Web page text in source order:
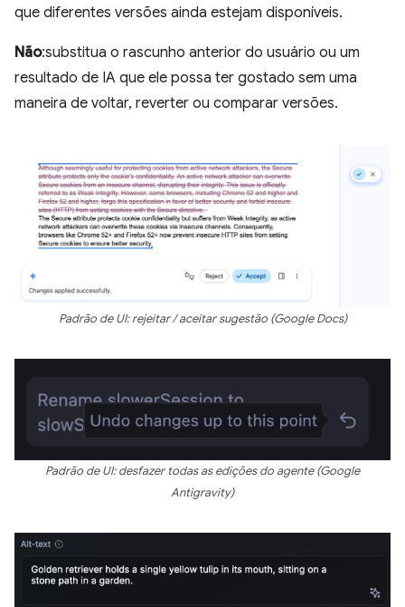
que diferentes versões ainda estejam disponíveis.
Não:substitua o rascunho anterior do usuário ou um
resultado de IA que ele possa ter gostado sem uma
maneira de voltar, reverter ou comparar versões.
Padrão de UI: rejeitar / aceitar sugestão (Google Docs)
Padrão de UI: desfazer todas as edições do agente (Google
Antigravity)